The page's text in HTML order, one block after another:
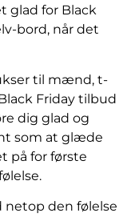
glad for Black
bord, når det
til mænd, t-
Friday tilbud
dig glad og
som at glæde
på for første
netop den følelse